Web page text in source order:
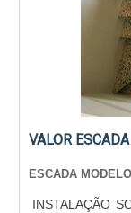
VALOR
ESCADA
INSTALAÇÃO